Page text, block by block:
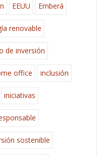
EEUU Emberá
renovable
de inversión
office inclusión
iniciativas
sostenible